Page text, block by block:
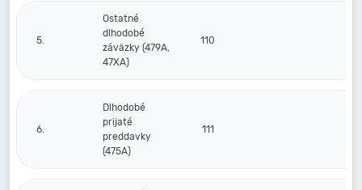
5.
Ostatné
dlhodobé
záväzky (479A,
47XA)
110
6.
Dlhodobé
prijaté
preddavky
(475A)
111